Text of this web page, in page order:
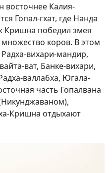
восточнее Калия-
Гопал-гхат, где Нанда
Кришна победил змея
коров. В этом
Радха-вихари-мандир,
ват, Банке-вихари,
валлабха, Югала-
часть Гопалвана
Кришна отдыхают